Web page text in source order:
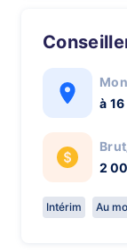
à
2
Intérim Au